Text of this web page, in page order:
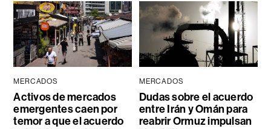
MERCADOS
Activos de mercados
emergentes caen por
temor a que el acuerdo
MERCADOS
Dudas sobre el acuerdo
entre Irán y Omán para
reabrir Ormuz impulsan